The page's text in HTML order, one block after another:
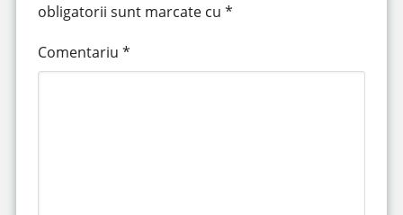
obligatorii sunt marcate cu *
Comentariu *